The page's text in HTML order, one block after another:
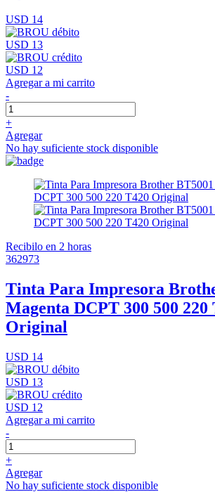
USD 14
USD 13
USD 12
Agregar a mi carrito
-
+
Agregar
No hay suficiente stock disponible
Recibilo en 2 horas
362973
Tinta Para Impresora
Magenta DCPT 300 500 220
Original
USD 14
USD 13
USD 12
Agregar a mi carrito
-
+
Agregar
No hay suficiente stock disponible